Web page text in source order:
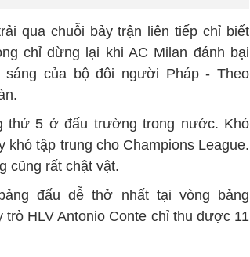
qua chuỗi bảy trận liên tiếp chỉ biết
chỉ dừng lại khi AC Milan đánh bại
của bộ đôi người Pháp - Theo
thứ 5 ở đấu trường trong nước. Khó
khó tập trung cho Champions League.
cũng rất chật vật.
đấu dễ thở nhất tại vòng bảng
HLV Antonio Conte chỉ thu được 11